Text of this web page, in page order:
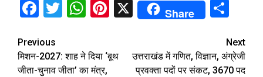
Facebook
Twitter
WhatsApp
Pinterest
X Share
Continue
Reading
Previous
मिशन-2027: शाह ने दिया ‘बूथ
जीता-चुनाव जीता’ का मंत्र,
Next
उत्तराखंड में गणित, विज्ञान, अंग्रेजी
प्रवक्ता पदों पर संकट, 3670 पद